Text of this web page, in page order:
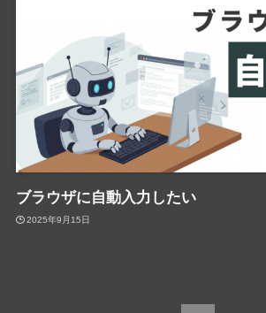
ブラウザに自動入力したい
2025年9月15日